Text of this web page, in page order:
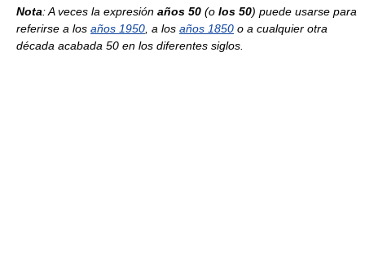
Nota: A veces la expresión años 50 (o los 50) puede usarse para
referirse a los años 1950 , a los años 1850 o a cualquier otra
década acabada 50 en los diferentes siglos.